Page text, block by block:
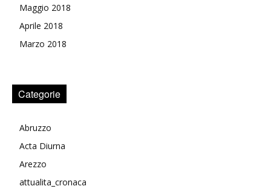
Maggio 2018
Aprile 2018
Marzo 2018
Categorie
Abruzzo
Acta Diurna
Arezzo
attualita_cronaca